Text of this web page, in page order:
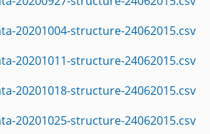
20201004-structure-24062015.csv
20201011-structure-24062015.csv
20201018-structure-24062015.csv
20201025-structure-24062015.csv